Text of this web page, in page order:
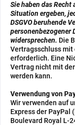
Sie haben das Recht
Situation ergeben,
DSGVO beruhende
personenbezogener
widersprechen. Die
Vertragsschluss mit
erforderlich. Eine
Vertrag nicht mit
werden kann.
Verwendung von
Wir verwenden auf
Express der PayPal
Boulevard Royal L-